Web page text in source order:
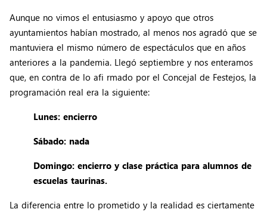
Aunque no vimos el entusiasmo y apoyo que otros
ayuntamientos habían mostrado, al menos nos agradó que se
mantuviera el mismo número de espectáculos que en años
anteriores a la pandemia. Llegó septiembre y nos enteramos
que, en contra de lo afi rmado por el Concejal de Festejos, la
programación real era la siguiente:
Lunes: encierro
Sábado: nada
Domingo: encierro y clase práctica para alumnos de
escuelas taurinas.
La diferencia entre lo prometido y la realidad es ciertamente